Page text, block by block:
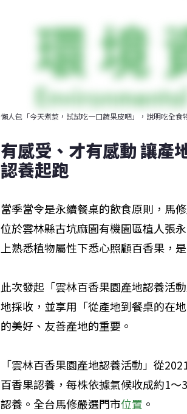
懶人包「今天煮菜，試試吃一口蔬果皮吧」，說明吃全
有感受、才有感動 讓
認養起跑
當季當令是永續餐桌的飲食原則，馬
位於雲林縣古坑麻園有機園區植人張
上熟悉植物屬性下悉心照顧百香果，
此次發起「雲林百香果園產地認養活
地採收，並享用「從產地到餐桌的在
的美好、友善產地的重要。
「雲林百香果園產地認養活動」從
百香果認養，每株依據氣候收成約1
認養。全台馬修嚴選門市位置 。